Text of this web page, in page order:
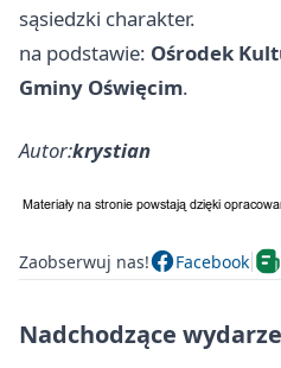
sąsiedzki charakter.
na podstawie: Ośrodek
Gminy Oświęcim.
Autor:krystian
Zaobserwuj nas! Facebook
Nadchodzące